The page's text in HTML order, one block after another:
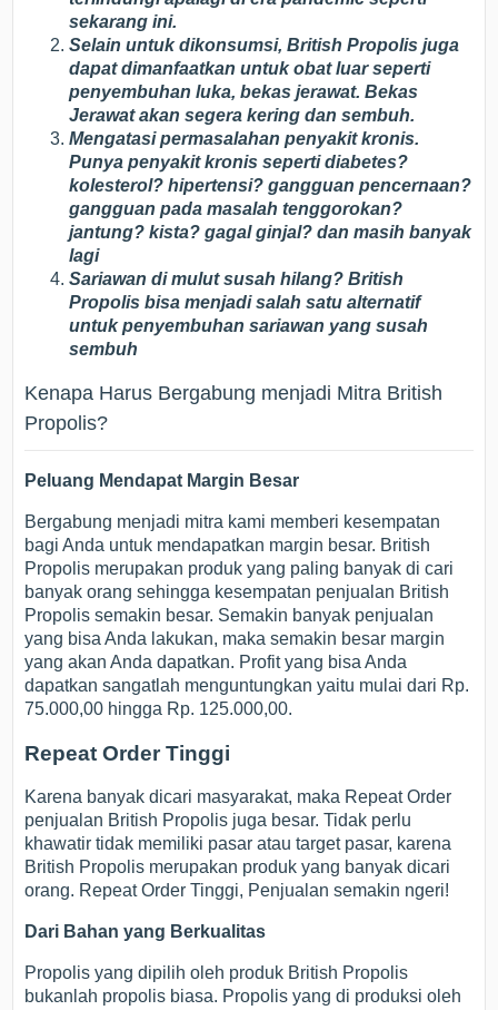
sekarang ini.
Selain untuk dikonsumsi, British Propolis juga
dapat dimanfaatkan untuk obat luar seperti
penyembuhan luka, bekas jerawat. Bekas
Jerawat akan segera kering dan sembuh.
Mengatasi permasalahan penyakit kronis.
Punya penyakit kronis seperti diabetes?
kolesterol? hipertensi? gangguan pencernaan?
gangguan pada masalah tenggorokan?
jantung? kista? gagal ginjal? dan masih banyak
lagi
Sariawan di mulut susah hilang? British
Propolis bisa menjadi salah satu alternatif
untuk penyembuhan sariawan yang susah
sembuh
Kenapa Harus Bergabung menjadi Mitra British
Propolis?
Peluang Mendapat Margin Besar
Bergabung menjadi mitra kami memberi kesempatan
bagi Anda untuk mendapatkan margin besar. British
Propolis merupakan produk yang paling banyak di cari
banyak orang sehingga kesempatan penjualan British
Propolis semakin besar. Semakin banyak penjualan
yang bisa Anda lakukan, maka semakin besar margin
yang akan Anda dapatkan. Profit yang bisa Anda
dapatkan sangatlah menguntungkan yaitu mulai dari Rp.
75.000,00 hingga Rp. 125.000,00.
Repeat Order Tinggi
Karena banyak dicari masyarakat, maka Repeat Order
penjualan British Propolis juga besar. Tidak perlu
khawatir tidak memiliki pasar atau target pasar, karena
British Propolis merupakan produk yang banyak dicari
orang. Repeat Order Tinggi, Penjualan semakin ngeri!
Dari Bahan yang Berkualitas
Propolis yang dipilih oleh produk British Propolis
bukanlah propolis biasa. Propolis yang di produksi oleh